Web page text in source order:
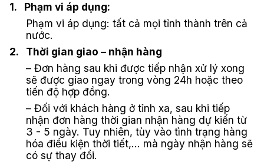
1.
Phạm vi áp dụng:
Phạm vi áp dụng: tất cả mọi tỉnh thành trên cả
nước.
2.
Thời gian giao – nhận hàng
– Đơn hàng sau khi được tiếp nhận xử lý xong
sẽ được giao ngay trong vòng 24h hoặc theo
tiến độ hợp đồng.
– Đối với khách hàng ở tỉnh xa, sau khi tiếp
nhận đơn hàng thời gian nhận hàng dự kiến từ
3 - 5 ngày. Tuy nhiên, tùy vào tình trạng hàng
hóa điều kiện thời tiết,... mà ngày nhận hàng sẽ
có sự thay đổi.